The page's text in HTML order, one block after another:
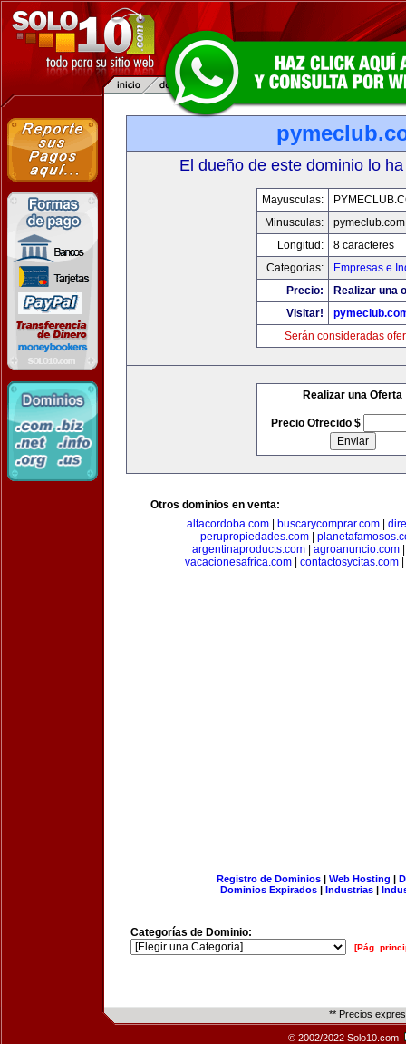
El dueño de este dominio lo
Mayusculas:
Minusculas:
pymeclub.com
Longitud:
8 caracteres
Categorias:
Empresas e
Precio:
Realizar una
Visitar!
Serán consideradas
Realizar una Oferta
Precio Ofrecido $
Otros dominios en venta:
altacordoba.com
buscarycomprar.com
perupropiedades.com
argentinaproducts.com| agroanuncio.com
vacacionesafrica.com| contactosycitas.com|
Registro de Dominios| Web Hosting |
Dominios Expirados | Industrias |
Categorías de Dominio:
[Pág.
** Precios
© 2002/2022 Solo10.com